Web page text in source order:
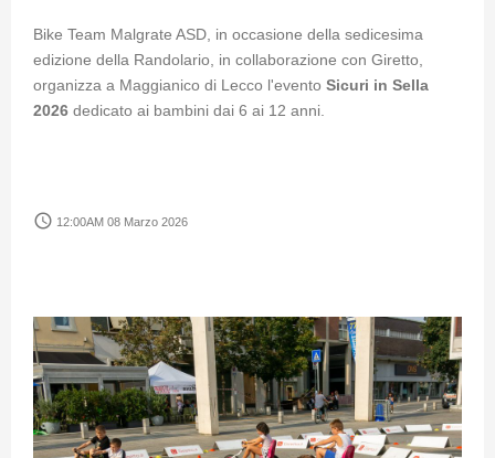
Bike Team Malgrate ASD, in occasione della sedicesima
edizione della Randolario, in collaborazione con Giretto,
organizza a Maggianico di Lecco l'evento Sicuri in Sella
2026 dedicato ai bambini dai 6 ai 12 anni.
access_time 12:00AM 08 Marzo 2026